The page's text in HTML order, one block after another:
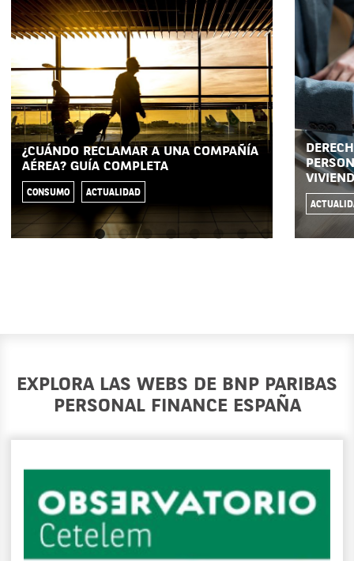
¿CUÁNDO RECLAMAR A UNA COMPAÑÍA
AÉREA? GUÍA COMPLETA
CONSUMO ACTUALIDAD
EXPLORA LAS WEBS DE BNP PARIBAS
PERSONAL FINANCE ESPAÑA